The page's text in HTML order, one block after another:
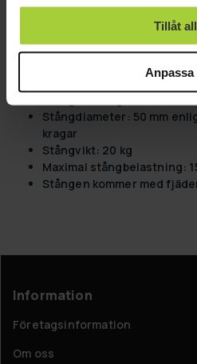
använt deras tjänster.
Tillåt
Anpassa
med en diameter på 50 mm och
20 kg och har en maxbelastning
med fjäderlås för att säkerställa
Stångdiameter: 50 mm
kragar
Stångvikt: 20 kg
Maximal stångbelastning:
Stången kommer med
Information
Företagsinformation
Om oss